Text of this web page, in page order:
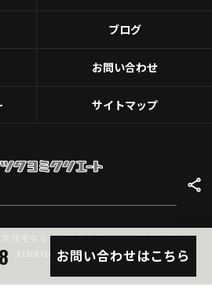
お問い合わせはこちら
ブログ
お問い合わせ
サイトマップ
住宅ならツクヨミクリエート ALL RIGHTS